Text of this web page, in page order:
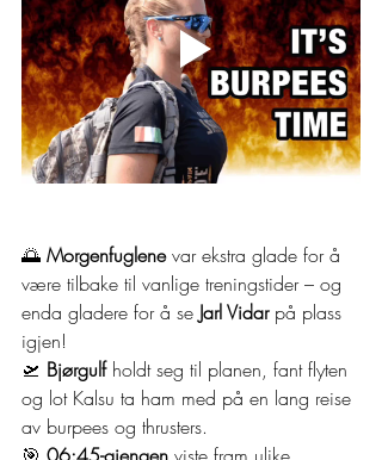
🌅 Morgenfuglene var ekstra glade for å
være tilbake til vanlige treningstider – og
enda gladere for å se Jarl Vidar på plass
igjen!
🛫 Bjørgulf holdt seg til planen, fant flyten
og lot Kalsu ta ham med på en lang reise
av burpees og thrusters.